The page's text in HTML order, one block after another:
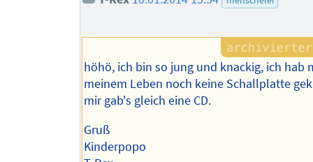
höhö, ich bin so jung und knackig, ich hab
meinem Leben noch keine Schallplatte
mir gab's gleich eine CD.
Gruß
Kinderpopo